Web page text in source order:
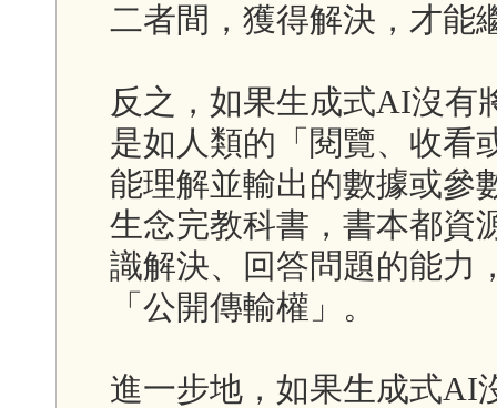
二者間，獲得解決，才能
反之，如果生成式AI沒有
是如人類的「閱覽、收看
能理解並輸出的數據或參
生念完教科書，書本都資
識解決、回答問題的能力
「公開傳輸權」。
進一步地，如果生成式AI